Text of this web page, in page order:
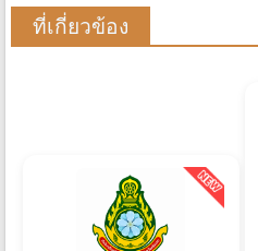
ที่เกี่ยวข้อง